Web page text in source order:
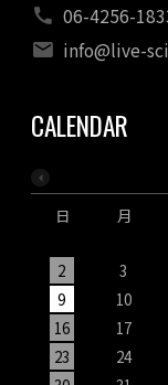
06-4256-
info@live-
CALENDAR
日 月
2
3
9
10
16
17
23
24